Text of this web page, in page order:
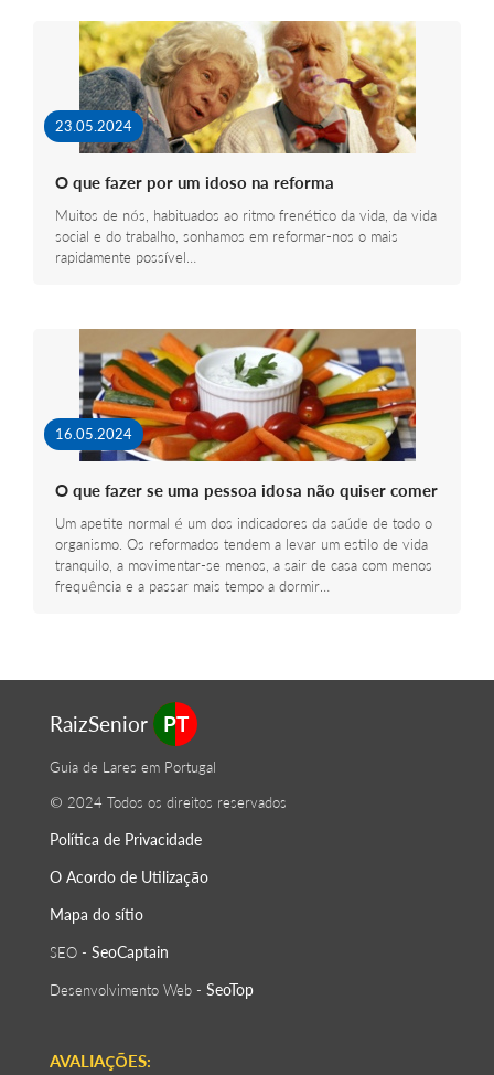
23.05.2024
O que fazer por um idoso na reforma
Muitos de nós, habituados ao ritmo frenético da vida, da vida
social e do trabalho, sonhamos em reformar-nos o mais
rapidamente possível…
16.05.2024
O que fazer se uma pessoa idosa não quiser comer
Um apetite normal é um dos indicadores da saúde de todo o
organismo. Os reformados tendem a levar um estilo de vida
tranquilo, a movimentar-se menos, a sair de casa com menos
frequência e a passar mais tempo a dormir…
RaizSenior PT
Guia de Lares em Portugal
© 2024 Todos os direitos reservados
Política de Privacidade
O Acordo de Utilização
Mapa do sítio
SEO - SeoСaptain
Desenvolvimento Web - SeoTop
AVALIAÇÕES: